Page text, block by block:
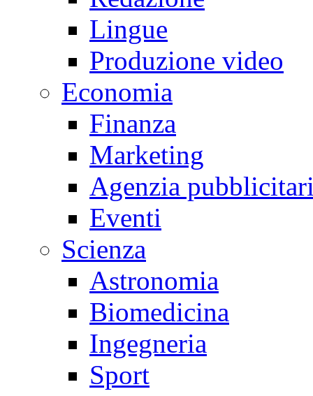
Lingue
Produzione video
Economia
Finanza
Marketing
Agenzia
Eventi
Scienza
Astronomia
Biomedicina
Ingegneria
Sport